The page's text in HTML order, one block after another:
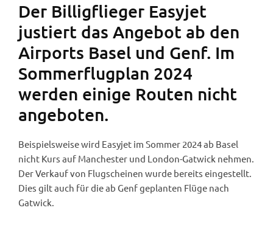
Der Billigflieger Easyjet
justiert das Angebot ab den
Airports Basel und Genf. Im
Sommerflugplan 2024
werden einige Routen nicht
angeboten.
Beispielsweise wird Easyjet im Sommer 2024 ab Basel
nicht Kurs auf Manchester und London-Gatwick nehmen.
Der Verkauf von Flugscheinen wurde bereits eingestellt.
Dies gilt auch für die ab Genf geplanten Flüge nach
Gatwick.